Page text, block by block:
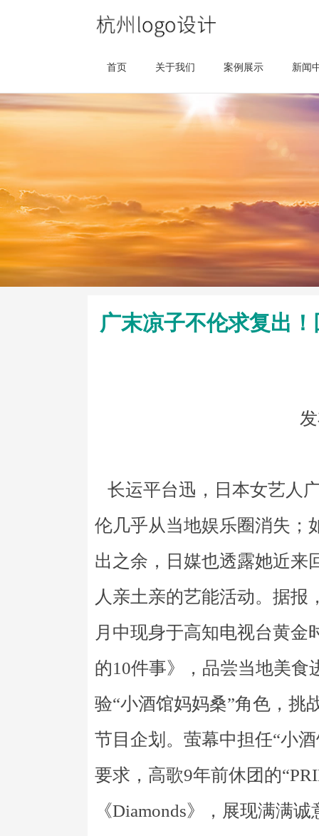
首页 关于我们 案例展示 新闻
广末凉子不伦求复出
长运平台迅，日本女艺人
伦几乎从当地娱乐圈消失；
出之余，日媒也透露她近来
人亲土亲的艺能活动。据报
月中现身于高知电视台黄金
的10件事》，品尝当地美食
验“小酒馆妈妈桑”角色，挑
节目企划。萤幕中担任“小
要求，高歌9年前休团的
《Diamonds》，展现满满